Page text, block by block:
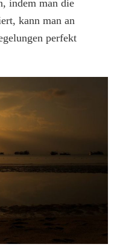
indem man die
kann man an
perfekt